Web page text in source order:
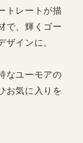
トレートが描
で、輝くゴー
ザインに。
なユーモアの
お気に入りを